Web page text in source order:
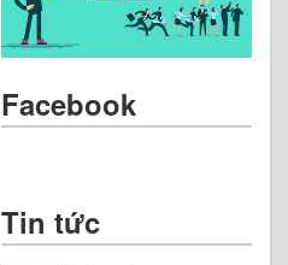
Facebook
Tin tức